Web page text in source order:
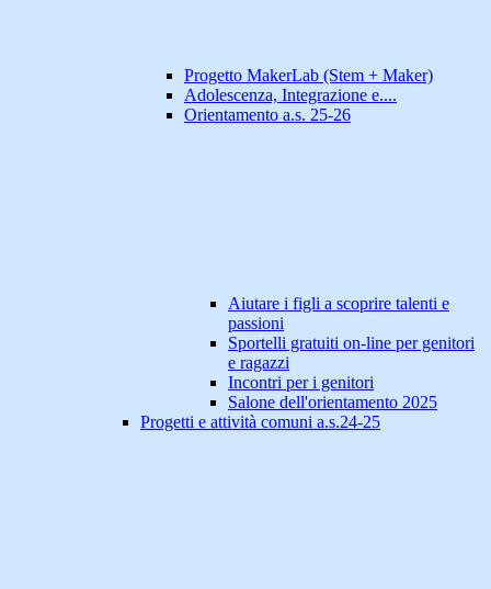
Progetto MakerLab (Stem + Maker)
Adolescenza, Integrazione e....
Orientamento a.s. 25-26
Aiutare i figli a scoprire talenti e
passioni
Sportelli gratuiti on-line per genitori
e ragazzi
Incontri per i genitori
Salone dell'orientamento 2025
Progetti e attività comuni a.s.24-25